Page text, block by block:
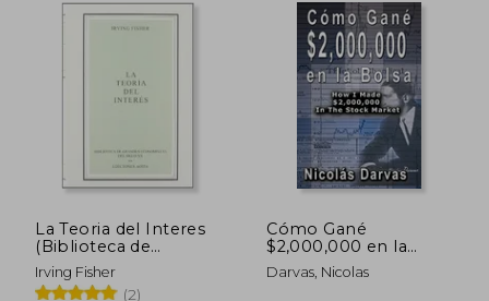
40%
dcto.
La Teoria del Interes
(Biblioteca de
Grandes Economistas
del Sigl o xx, Vol. Vi)
Irving Fisher
(2)
Cómo Gané
$2,000,000 en la
Bolsa
Darvas, Nicolas